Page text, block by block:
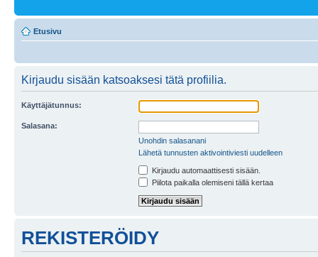
Etusivu
Kirjaudu sisään katsoaksesi tätä profiilia.
Käyttäjätunnus:
Salasana:
Unohdin salasanani
Lähetä tunnusten aktivointiviesti uudelleen
Kirjaudu automaattisesti sisään.
Piilota paikalla olemiseni tällä kertaa
REKISTERÖIDY